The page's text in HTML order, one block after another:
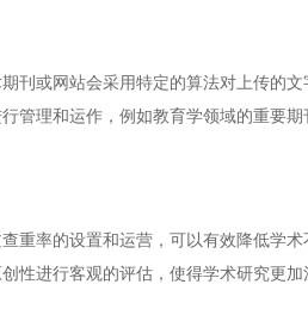
刊或网站会采用特定的算法对上传的
管理和运作，例如教育学领域的重要
重率的设置和运营，可以有效降低学
进行客观的评估，使得学术研究更加